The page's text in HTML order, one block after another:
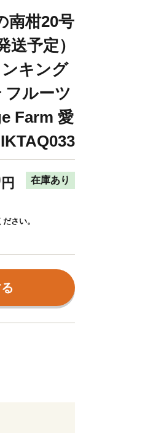
南柑20号
予定）
ンキング
フルーツ
Farm 愛
円 在庫あり
さい。